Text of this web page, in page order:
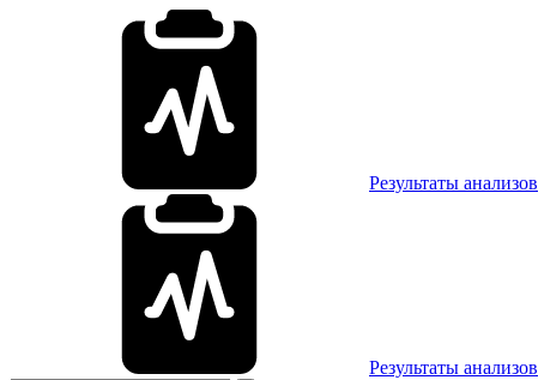
Результаты анализов
Результаты анализов